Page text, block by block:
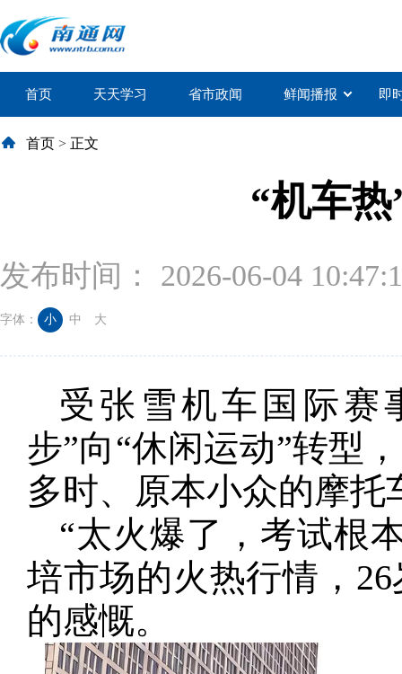
首页 天天学习 省市政闻 鲜闻播报 即
首页 > 正文
“机车
发布时间： 2026-06-04
字体： 小 中 大
受张雪机车国际赛
步”向“休闲运动”转型
多时、原本小众的摩托
“太火爆了，考试根
培市场的火热行情，
的感慨。